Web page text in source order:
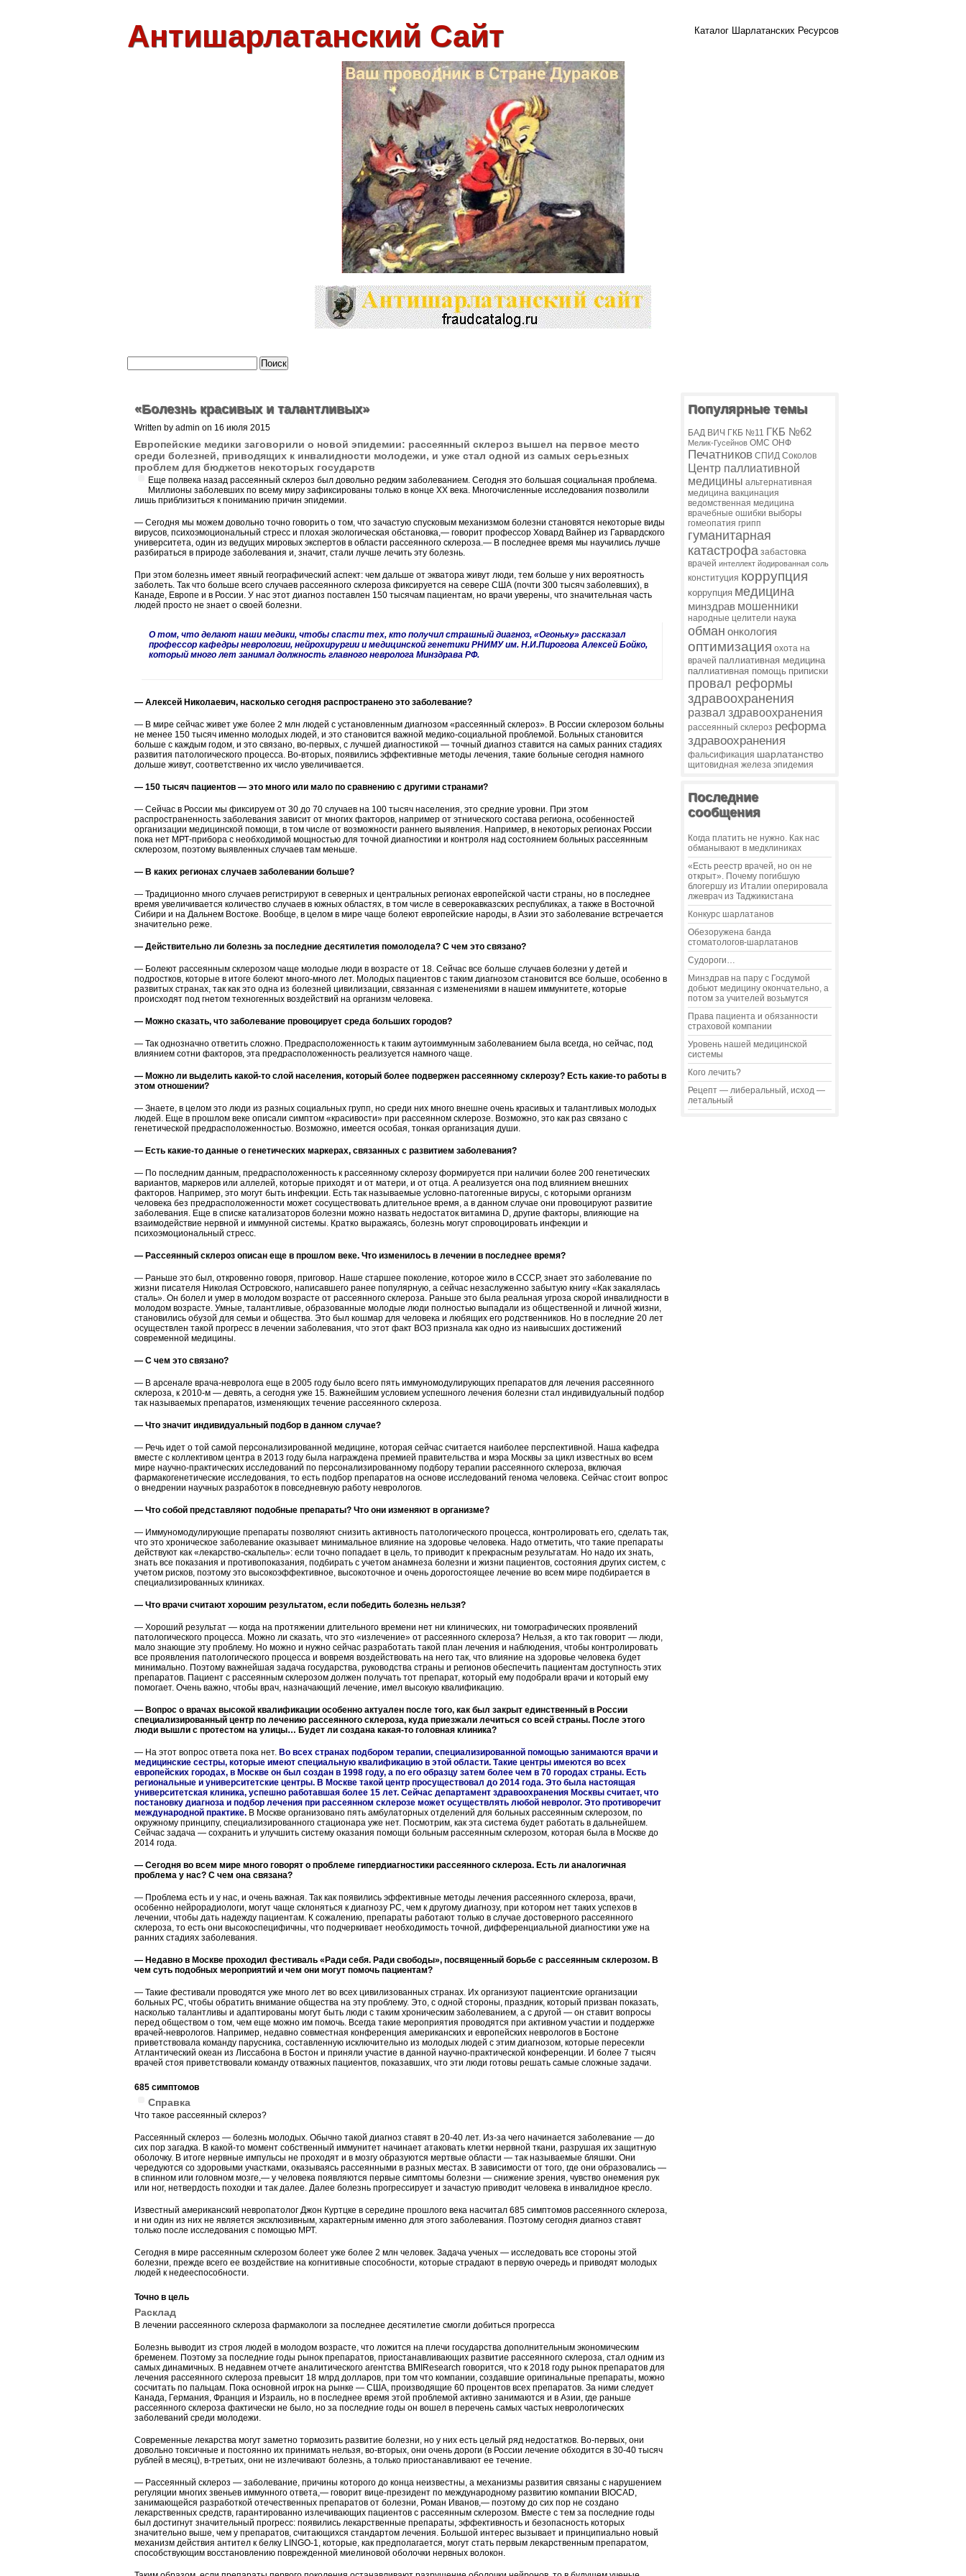
Антишарлатанский Сайт Каталог Шарлатанских Ресурсов
«Болезнь красивых и талантливых»
Written by admin on 16 июля 2015
Европейские медики заговорили о новой эпидемии: рассеянный склероз вышел на первое место
среди болезней, приводящих к инвалидности молодежи, и уже стал одной из самых серьезных
проблем для бюджетов некоторых государств
Еще полвека назад рассеянный склероз был довольно редким заболеванием. Сегодня это большая социальная проблема.
Миллионы заболевших по всему миру зафиксированы только в конце ХХ века. Многочисленные исследования позволили
лишь приблизиться к пониманию причин эпидемии.
— Сегодня мы можем довольно точно говорить о том, что зачастую спусковым механизмом болезни становятся некоторые виды
вирусов, психоэмоциональный стресс и плохая экологическая обстановка,— говорит профессор Ховард Вайнер из Гарвардского
университета, один из ведущих мировых экспертов в области рассеянного склероза.— В последнее время мы научились лучше
разбираться в природе заболевания и, значит, стали лучше лечить эту болезнь.
При этом болезнь имеет явный географический аспект: чем дальше от экватора живут люди, тем больше у них вероятность
заболеть. Так что больше всего случаев рассеянного склероза фиксируется на севере США (почти 300 тысяч заболевших), в
Канаде, Европе и в России. У нас этот диагноз поставлен 150 тысячам пациентам, но врачи уверены, что значительная часть
людей просто не знает о своей болезни.
О том, что делают наши медики, чтобы спасти тех, кто получил страшный диагноз, «Огоньку» рассказал
профессор кафедры неврологии, нейрохирургии и медицинской генетики РНИМУ им. Н.И.Пирогова Алексей Бойко,
который много лет занимал должность главного невролога Минздрава РФ.
— Алексей Николаевич, насколько сегодня распространено это заболевание?
— В мире сейчас живет уже более 2 млн людей с установленным диагнозом «рассеянный склероз». В России склерозом больны
не менее 150 тысяч именно молодых людей, и это становится важной медико-социальной проблемой. Больных становится
больше с каждым годом, и это связано, во-первых, с лучшей диагностикой — точный диагноз ставится на самых ранних стадиях
развития патологического процесса. Во-вторых, появились эффективные методы лечения, такие больные сегодня намного
дольше живут, соответственно их число увеличивается.
— 150 тысяч пациентов — это много или мало по сравнению с другими странами?
— Сейчас в России мы фиксируем от 30 до 70 случаев на 100 тысяч населения, это средние уровни. При этом
распространенность заболевания зависит от многих факторов, например от этнического состава региона, особенностей
организации медицинской помощи, в том числе от возможности раннего выявления. Например, в некоторых регионах России
пока нет МРТ-прибора с необходимой мощностью для точной диагностики и контроля над состоянием больных рассеянным
склерозом, поэтому выявленных случаев там меньше.
— В каких регионах случаев заболевании больше?
— Традиционно много случаев регистрируют в северных и центральных регионах европейской части страны, но в последнее
время увеличивается количество случаев в южных областях, в том числе в северокавказских республиках, а также в Восточной
Сибири и на Дальнем Востоке. Вообще, в целом в мире чаще болеют европейские народы, в Азии это заболевание встречается
значительно реже.
— Действительно ли болезнь за последние десятилетия помолодела? С чем это связано?
— Болеют рассеянным склерозом чаще молодые люди в возрасте от 18. Сейчас все больше случаев болезни у детей и
подростков, которые в итоге болеют много-много лет. Молодых пациентов с таким диагнозом становится все больше, особенно в
развитых странах, так как это одна из болезней цивилизации, связанная с изменениями в нашем иммунитете, которые
происходят под гнетом техногенных воздействий на организм человека.
— Можно сказать, что заболевание провоцирует среда больших городов?
— Так однозначно ответить сложно. Предрасположенность к таким аутоиммунным заболеванием была всегда, но сейчас, под
влиянием сотни факторов, эта предрасположенность реализуется намного чаще.
— Можно ли выделить какой-то слой населения, который более подвержен рассеянному склерозу? Есть какие-то работы в
этом отношении?
— Знаете, в целом это люди из разных социальных групп, но среди них много внешне очень красивых и талантливых молодых
людей. Еще в прошлом веке описали симптом «красивости» при рассеянном склерозе. Возможно, это как раз связано с
генетической предрасположенностью. Возможно, имеется особая, тонкая организация души.
— Есть какие-то данные о генетических маркерах, связанных с развитием заболевания?
— По последним данным, предрасположенность к рассеянному склерозу формируется при наличии более 200 генетических
вариантов, маркеров или аллелей, которые приходят и от матери, и от отца. А реализуется она под влиянием внешних
факторов. Например, это могут быть инфекции. Есть так называемые условно-патогенные вирусы, с которыми организм
человека без предрасположенности может сосуществовать длительное время, а в данном случае они провоцируют развитие
заболевания. Еще в списке катализаторов болезни можно назвать недостаток витамина D, другие факторы, влияющие на
взаимодействие нервной и иммунной системы. Кратко выражаясь, болезнь могут спровоцировать инфекции и
психоэмоциональный стресс.
— Рассеянный склероз описан еще в прошлом веке. Что изменилось в лечении в последнее время?
— Раньше это был, откровенно говоря, приговор. Наше старшее поколение, которое жило в СССР, знает это заболевание по
жизни писателя Николая Островского, написавшего ранее популярную, а сейчас незаслуженно забытую книгу «Как закалялась
сталь». Он болел и умер в молодом возрасте от рассеянного склероза. Раньше это была реальная угроза скорой инвалидности в
молодом возрасте. Умные, талантливые, образованные молодые люди полностью выпадали из общественной и личной жизни,
становились обузой для семьи и общества. Это был кошмар для человека и любящих его родственников. Но в последние 20 лет
осуществлен такой прогресс в лечении заболевания, что этот факт ВОЗ признала как одно из наивысших достижений
современной медицины.
— С чем это связано?
— В арсенале врача-невролога еще в 2005 году было всего пять иммуномодулирующих препаратов для лечения рассеянного
склероза, к 2010-м — девять, а сегодня уже 15. Важнейшим условием успешного лечения болезни стал индивидуальный подбор
так называемых препаратов, изменяющих течение рассеянного склероза.
— Что значит индивидуальный подбор в данном случае?
— Речь идет о той самой персонализированной медицине, которая сейчас считается наиболее перспективной. Наша кафедра
вместе с коллективом центра в 2013 году была награждена премией правительства и мэра Москвы за цикл известных во всем
мире научно-практических исследований по персонализированному подбору терапии рассеянного склероза, включая
фармакогенетические исследования, то есть подбор препаратов на основе исследований генома человека. Сейчас стоит вопрос
о внедрении научных разработок в повседневную работу неврологов.
— Что собой представляют подобные препараты? Что они изменяют в организме?
— Иммуномодулирующие препараты позволяют снизить активность патологического процесса, контролировать его, сделать так,
что это хроническое заболевание оказывает минимальное влияние на здоровье человека. Надо отметить, что такие препараты
действуют как «лекарство-скальпель»: если точно попадает в цель, то приводит к прекрасным результатам. Но надо их знать,
знать все показания и противопоказания, подбирать с учетом анамнеза болезни и жизни пациентов, состояния других систем, с
учетом рисков, поэтому это высокоэффективное, высокоточное и очень дорогостоящее лечение во всем мире подбирается в
специализированных клиниках.
— Что врачи считают хорошим результатом, если победить болезнь нельзя?
— Хороший результат — когда на протяжении длительного времени нет ни клинических, ни томографических проявлений
патологического процесса. Можно ли сказать, что это «излечение» от рассеянного склероза? Нельзя, а кто так говорит — люди,
мало знающие эту проблему. Но можно и нужно сейчас разработать такой план лечения и наблюдения, чтобы контролировать
все проявления патологического процесса и вовремя воздействовать на него так, что влияние на здоровье человека будет
минимально. Поэтому важнейшая задача государства, руководства страны и регионов обеспечить пациентам доступность этих
препаратов. Пациент с рассеянным склерозом должен получать тот препарат, который ему подобрали врачи и который ему
помогает. Очень важно, чтобы врач, назначающий лечение, имел высокую квалификацию.
— Вопрос о врачах высокой квалификации особенно актуален после того, как был закрыт единственный в России
специализированный центр по лечению рассеянного склероза, куда приезжали лечиться со всей страны. После этого
люди вышли с протестом на улицы… Будет ли создана какая-то головная клиника?
— На этот вопрос ответа пока нет. Во всех странах подбором терапии, специализированной помощью занимаются врачи и
медицинские сестры, которые имеют специальную квалификацию в этой области. Такие центры имеются во всех
европейских городах, в Москве он был создан в 1998 году, а по его образцу затем более чем в 70 городах страны. Есть
региональные и университетские центры. В Москве такой центр просуществовал до 2014 года. Это была настоящая
университетская клиника, успешно работавшая более 15 лет. Сейчас департамент здравоохранения Москвы считает, что
постановку диагноза и подбор лечения при рассеянном склерозе может осуществлять любой невролог. Это противоречит
международной практике. В Москве организовано пять амбулаторных отделений для больных рассеянным склерозом, по
окружному принципу, специализированного стационара уже нет. Посмотрим, как эта система будет работать в дальнейшем.
Сейчас задача — сохранить и улучшить систему оказания помощи больным рассеянным склерозом, которая была в Москве до
2014 года.
— Сегодня во всем мире много говорят о проблеме гипердиагностики рассеянного склероза. Есть ли аналогичная
проблема у нас? С чем она связана?
— Проблема есть и у нас, и очень важная. Так как появились эффективные методы лечения рассеянного склероза, врачи,
особенно нейрорадиологи, могут чаще склоняться к диагнозу РС, чем к другому диагнозу, при котором нет таких успехов в
лечении, чтобы дать надежду пациентам. К сожалению, препараты работают только в случае достоверного рассеянного
склероза, то есть они высокоспецифичны, что подчеркивает необходимость точной, дифференциальной диагностики уже на
ранних стадиях заболевания.
— Недавно в Москве проходил фестиваль «Ради себя. Ради свободы», посвященный борьбе с рассеянным склерозом. В
чем суть подобных мероприятий и чем они могут помочь пациентам?
— Такие фестивали проводятся уже много лет во всех цивилизованных странах. Их организуют пациентские организации
больных РС, чтобы обратить внимание общества на эту проблему. Это, с одной стороны, праздник, который призван показать,
насколько талантливы и адаптированы могут быть люди с таким хроническим заболеванием, а с другой — он ставит вопросы
перед обществом о том, чем еще можно им помочь. Всегда такие мероприятия проводятся при активном участии и поддержке
врачей-неврологов. Например, недавно совместная конференция американских и европейских неврологов в Бостоне
приветствовала команду парусника, составленную исключительно из молодых людей с этим диагнозом, которые пересекли
Атлантический океан из Лиссабона в Бостон и приняли участие в данной научно-практической конференции. И более 7 тысяч
врачей стоя приветствовали команду отважных пациентов, показавших, что эти люди готовы решать самые сложные задачи.
685 симптомов
Справка
Что такое рассеянный склероз?
Рассеянный склероз — болезнь молодых. Обычно такой диагноз ставят в 20-40 лет. Из-за чего начинается заболевание — до
сих пор загадка. В какой-то момент собственный иммунитет начинает атаковать клетки нервной ткани, разрушая их защитную
оболочку. В итоге нервные импульсы не проходят и в мозгу образуются мертвые области — так называемые бляшки. Они
чередуются со здоровыми участками, оказываясь рассеянными в разных местах. В зависимости от того, где они образовались —
в спинном или головном мозге,— у человека появляются первые симптомы болезни — снижение зрения, чувство онемения рук
или ног, нетвердость походки и так далее. Далее болезнь прогрессирует и зачастую приводит человека в инвалидное кресло.
Известный американский невропатолог Джон Куртцке в середине прошлого века насчитал 685 симптомов рассеянного склероза,
и ни один из них не является эксклюзивным, характерным именно для этого заболевания. Поэтому сегодня диагноз ставят
только после исследования с помощью МРТ.
Сегодня в мире рассеянным склерозом болеет уже более 2 млн человек. Задача ученых — исследовать все стороны этой
болезни, прежде всего ее воздействие на когнитивные способности, которые страдают в первую очередь и приводят молодых
людей к недееспособности.
Точно в цель
Расклад
В лечении рассеянного склероза фармакологи за последнее десятилетие смогли добиться прогресса
Болезнь выводит из строя людей в молодом возрасте, что ложится на плечи государства дополнительным экономическим
бременем. Поэтому за последние годы рынок препаратов, приостанавливающих развитие рассеянного склероза, стал одним из
самых динамичных. В недавнем отчете аналитического агентства BMIResearch говорится, что к 2018 году рынок препаратов для
лечения рассеянного склероза превысит 18 млрд долларов, при том что компании, создавшие оригинальные препараты, можно
сосчитать по пальцам. Пока основной игрок на рынке — США, производящие 60 процентов всех препаратов. За ними следует
Канада, Германия, Франция и Израиль, но в последнее время этой проблемой активно занимаются и в Азии, где раньше
рассеянного склероза фактически не было, но за последние годы он вошел в перечень самых частых неврологических
заболеваний среди молодежи.
Современные лекарства могут заметно тормозить развитие болезни, но у них есть целый ряд недостатков. Во-первых, они
довольно токсичные и постоянно их принимать нельзя, во-вторых, они очень дороги (в России лечение обходится в 30-40 тысяч
рублей в месяц), в-третьих, они не излечивают болезнь, а только приостанавливают ее течение.
— Рассеянный склероз — заболевание, причины которого до конца неизвестны, а механизмы развития связаны с нарушением
регуляции многих звеньев иммунного ответа,— говорит вице-президент по международному развитию компании BIOCAD,
занимающейся разработкой отечественных препаратов от болезни, Роман Иванов,— поэтому до сих пор не создано
лекарственных средств, гарантированно излечивающих пациентов с рассеянным склерозом. Вместе с тем за последние годы
был достигнут значительный прогресс: появились лекарственные препараты, эффективность и безопасность которых
значительно выше, чем у препаратов, считающихся стандартом лечения. Большой интерес вызывает и принципиально новый
механизм действия антител к белку LINGO-1, которые, как предполагается, могут стать первым лекарственным препаратом,
способствующим восстановлению поврежденной миелиновой оболочки нервных волокон.
Популярные темы
БАД ВИЧ ГКБ №11 ГКБ №62
Мелик-Гусейнов ОМС ОНФ
Печатников СПИД Соколов
Центр паллиативной
медицины альтернативная
медицина вакцинация
ведомственная медицина
врачебные ошибки выборы
гомеопатия грипп
гуманитарная
катастрофа забастовка
врачей интеллект йодированная соль
конституция коррупция
коррупция медицина
минздрав мошенники
народные целители наука
обман онкология
оптимизация охота на
врачей паллиативная медицина
паллиативная помощь приписки
провал реформы
здравоохранения
развал здравоохранения
рассеянный склероз реформа
здравоохранения
фальсификация шарлатанство
щитовидная железа эпидемия
Последние
сообщения
Когда платить не нужно. Как нас
обманывают в медклиниках
«Есть реестр врачей, но он не
открыт». Почему погибшую
блогершу из Италии оперировала
лжеврач из Таджикистана
Конкурс шарлатанов
Обезоружена банда
стоматологов-шарлатанов
Судороги…
Минздрав на пару с Госдумой
добьют медицину окончательно, а
потом за учителей возьмутся
Права пациента и обязанности
страховой компании
Уровень нашей медицинской
системы
Кого лечить?
Рецепт — либеральный, исход —
летальный